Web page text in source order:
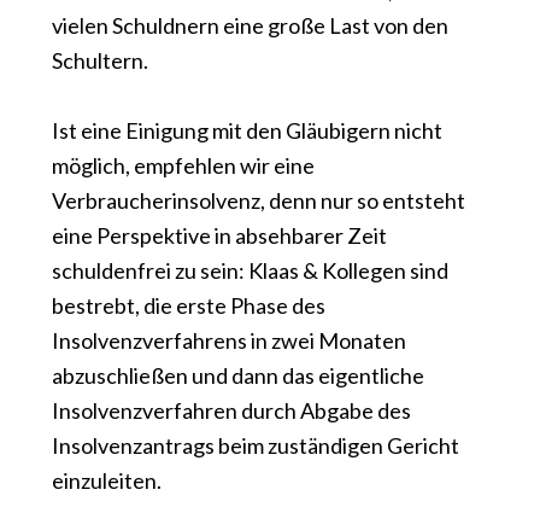
vielen Schuldnern eine große Last von den
Schultern.
Ist eine Einigung mit den Gläubigern nicht
möglich, empfehlen wir eine
Verbraucherinsolvenz, denn nur so entsteht
eine Perspektive in absehbarer Zeit
schuldenfrei zu sein: Klaas & Kollegen sind
bestrebt, die erste Phase des
Insolvenzverfahrens in zwei Monaten
abzuschließen und dann das eigentliche
Insolvenzverfahren durch Abgabe des
Insolvenzantrags beim zuständigen Gericht
einzuleiten.